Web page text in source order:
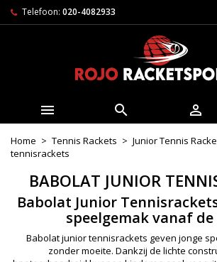
Telefoon: 020-4082933
  
Home Tennis Rackets Junior Tennis
tennisrackets
BABOLAT JUNIOR
Babolat Junior
speelgemak vanaf
Babolat junior tennisrackets geven jonge
zonder moeite. Dankzij de lichte